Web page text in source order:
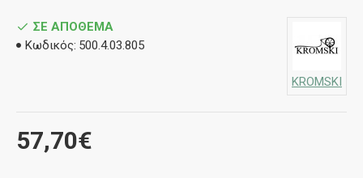
57,70€
ΣΕ ΑΠΌΘΕΜΑ
Κωδικός: 500.4.03.805
KROMSKI